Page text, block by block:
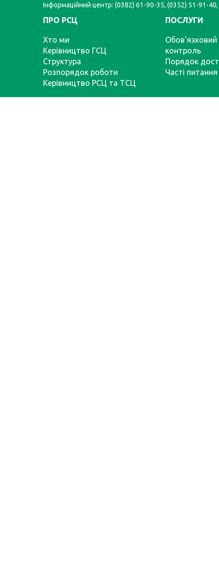
Інформаційний центр: (0382) 61-90-35, (0352) 51-91-
ПРО РСЦ
Хто ми
Керівництво ГСЦ
Структура
Розпорядок роботи
Керівництво РСЦ та ТСЦ
ПОСЛУГИ
Обов’язковий
контроль
Порядок
Часті питання